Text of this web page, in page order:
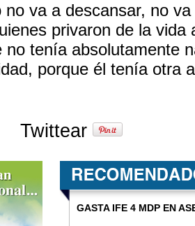
no va a descansar, no
privaron de la vida
no tenía absolutamente
porque él tenía otra
Twittear
GASTA IFE 4 MDP EN